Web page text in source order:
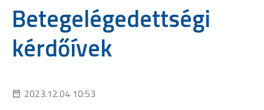
Betegelégedettségi
kérdőívek
2023.12.04 10:53